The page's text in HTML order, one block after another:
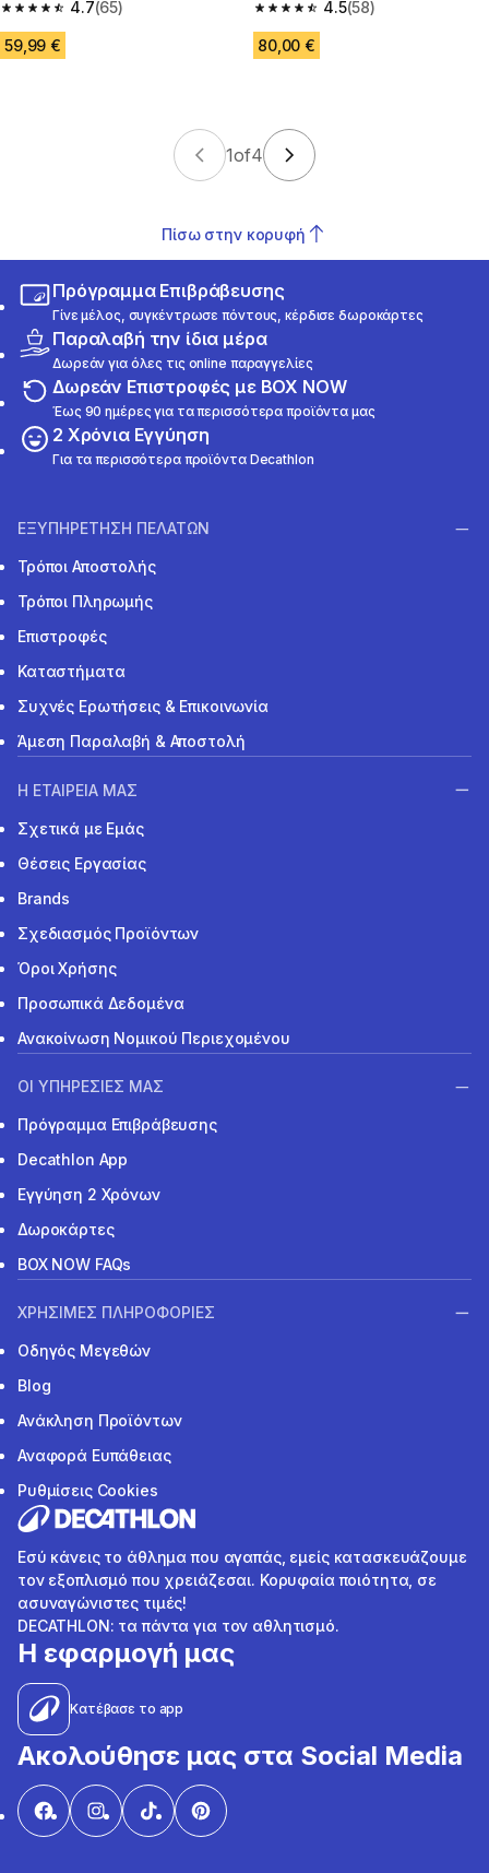
Χλοοτάπητα - Κίτρινα
4.7
4.7 out of 5 stars from 65 reviews
(65)
59,99 €
Storm Antoine Griezmann
4.5
4.5 out of 5 stars from 58
(58)
80,00 €
1of4
Πίσω στην κορυφή
Πρόγραμμα Επιβράβευσης
Γίνε μέλος, συγκέντρωσε πόντους, κέρδισε δωροκάρτες
Παραλαβή την ίδια μέρα
Δωρεάν για όλες τις online παραγγελίες
Δωρεάν Επιστροφές με BOX NOW
Έως 90 ημέρες για τα περισσότερα προϊόντα μας
2 Χρόνια Εγγύηση
Για τα περισσότερα προϊόντα Decathlon
ΕΞΥΠΗΡΕΤΗΣΗ ΠΕΛΑΤΩΝ
Τρόποι Αποστολής
Τρόποι Πληρωμής
Επιστροφές
Καταστήματα
Συχνές Ερωτήσεις & Επικοινωνία
Άμεση Παραλαβή & Αποστολή
Η ΕΤΑΙΡΕΙΑ ΜΑΣ
Σχετικά με Εμάς
Θέσεις Εργασίας
Brands
Σχεδιασμός Προϊόντων
Όροι Χρήσης
Προσωπικά Δεδομένα
Ανακοίνωση Νομικού Περιεχομένου
ΟΙ ΥΠΗΡΕΣΙΕΣ ΜΑΣ
Πρόγραμμα Επιβράβευσης
Decathlon App
Εγγύηση 2 Χρόνων
Δωροκάρτες
BOX NOW FAQs
ΧΡΗΣΙΜΕΣ ΠΛΗΡΟΦΟΡΙΕΣ
Οδηγός Μεγεθών
Blog
Ανάκληση Προϊόντων
Αναφορά Ευπάθειας
Ρυθμίσεις Cookies
Εσύ κάνεις το άθλημα που αγαπάς, εμείς κατασκευάζουμε
τον εξοπλισμό που χρειάζεσαι. Κορυφαία ποιότητα, σε
ασυναγώνιστες τιμές!
DECATHLON: τα πάντα για τον αθλητισμό.
Η εφαρμογή μας
Κατέβασε το app
Ακολούθησε μας στα Social Media